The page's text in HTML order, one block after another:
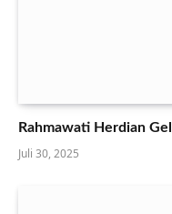
Rahmawati Herdian
Juli 30, 2025